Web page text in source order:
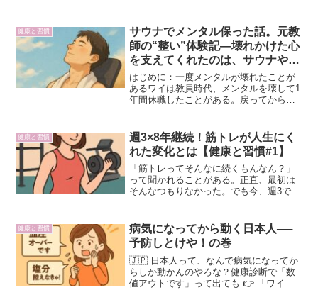
夏は地獄、冬は無敵やで筋トレで代謝が
上がったら夏が地獄、でも...
健康と習慣
サウナでメンタル保った話。元教
師の“整い”体験記―壊れかけた心
を支えてくれたのは、サウナやっ
た―
はじめに：一度メンタルが壊れたことが
あるワイは教員時代、メンタルを壊して1
年間休職したことがある。戻ってから
らは意識して、自分を守るための習慣を
作るようになった。その中...
健康と習慣
週3×8年継続！筋トレが人生にく
れた変化とは【健康と習慣#1】
「筋トレってそんなに続くもんなん？」
って聞かれることがある。正直、最初は
そんなつもりなかった。でも今、週3で筋
と心の変化について話してみたい。鬱か
らの再スタート、筋ト...
健康と習慣
病気になってから動く日本人──
予防しとけや！の巻
🇯🇵 日本人って、なんで病気になってか
らしか動かんのやろな？健康診断で「数
値アウトです」って出ても 👉 「ワイは